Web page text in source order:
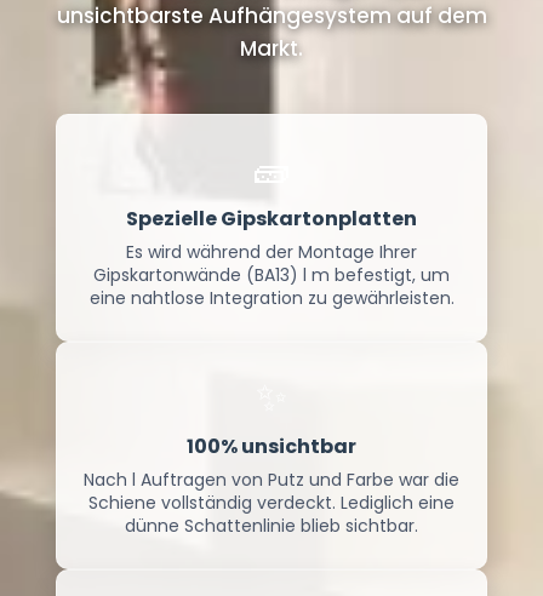
unsichtbarste Aufhängesystem auf dem
Markt.
🧱
Spezielle Gipskartonplatten
Es wird während der Montage Ihrer
Gipskartonwände (BA13) l m befestigt, um
eine nahtlose Integration zu gewährleisten.
100% unsichtbar
Nach l Auftragen von Putz und Farbe war die
Schiene vollständig verdeckt. Lediglich eine
dünne Schattenlinie blieb sichtbar.